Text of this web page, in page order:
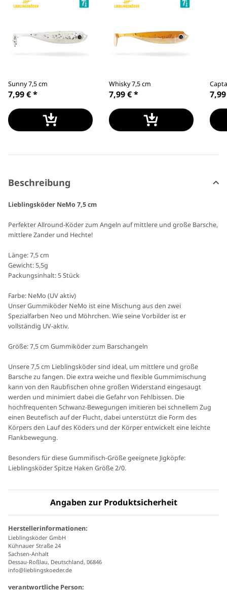
Sunny 7,5 cm
7,99 €*
Whisky 7,5 cm
7,99 €*
Beschreibung
Lieblingsköder NeMo 7,5 cm
Perfekter Allround-Köder zum Angeln auf mittlere und große Barsche,
mittlere Zander und Hechte!
Länge: 7,5 cm
Gewicht: 5,5g
Packungsinhalt: 5 Stück
Farbe: NeMo (UV aktiv)
Unser Gummiköder NeMo ist eine Mischung aus den zwei
Spezialfarben Neo und Möhrchen. Wie seine Vorbilder ist er
vollständig UV-aktiv.
Größe: 7,5 cm Gummiköder zum Barschangeln
Unsere 7,5 cm Lieblingsköder sind ideal, um mittlere und große
Barsche zu fangen. Die extra weiche und flexible Gummimischung
kann von den Raubfischen ohne großen Widerstand eingesaugt
werden und minimiert dabei die Gefahr von Fehlbissen. Die
hochfrequenten Schwanz-Bewegungen imitieren bei schnellem Zug
einen Beutefisch auf der Flucht, dabei unterstützt die Form des
Körpers den Lauf des Köders und der Körper entwickelt eine leichte
Flankbewegung.
Besonders für diese Gummifisch-Größe geeignete Jigköpfe:
Lieblingsköder Spitze Haken Größe 2/0.
Angaben zur Produktsicherheit
Herstellerinformationen:
Lieblingsköder GmbH
Kühnauer Straße 24
Sachsen-Anhalt
Dessau-Roßlau, Deutschland, 06846
info@lieblingskoeder.de
verantwortliche Person: